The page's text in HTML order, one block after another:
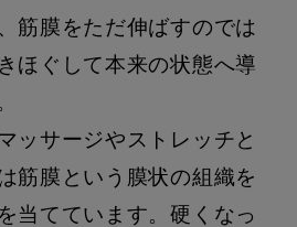
筋膜をただ伸ばすのでは
ほぐして本来の状態へ導
ッサージやストレッチと
筋膜という膜状の組織を
当てています。硬くなっ